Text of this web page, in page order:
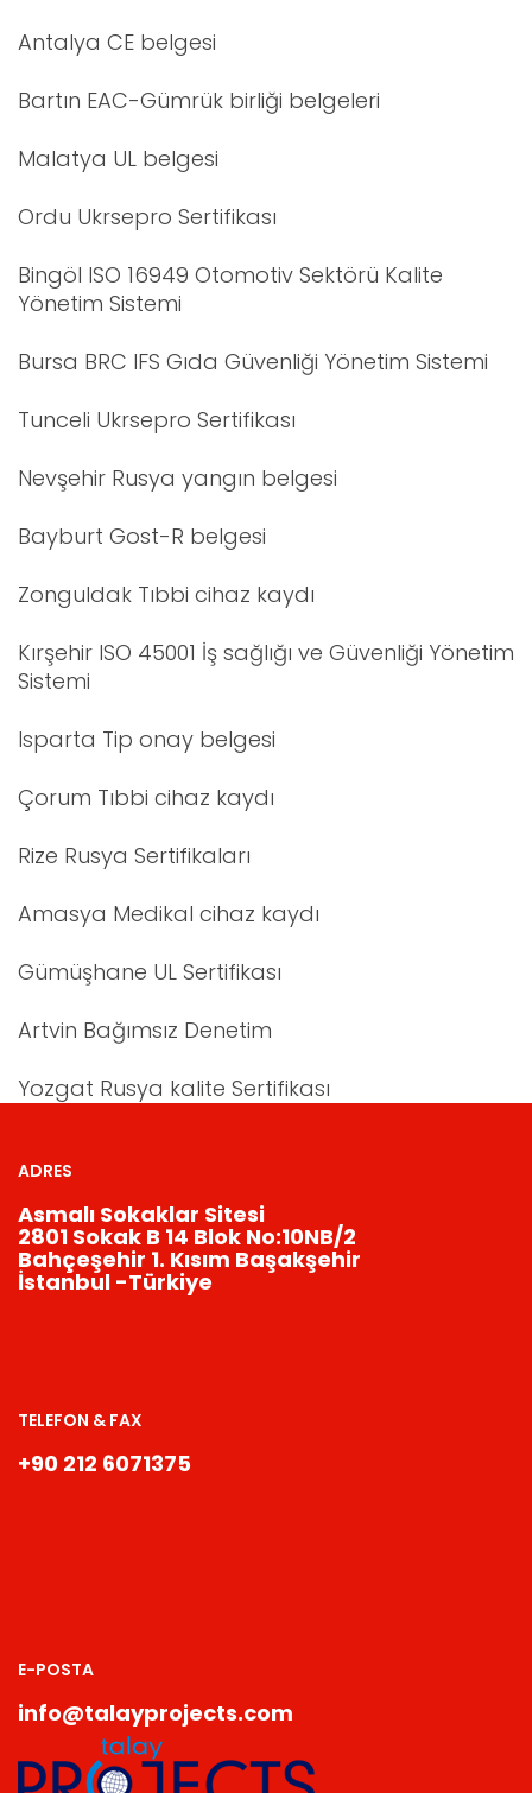
Antalya CE belgesi
Bartın EAC-Gümrük birliği belgeleri
Malatya UL belgesi
Ordu Ukrsepro Sertifikası
Bingöl ISO 16949 Otomotiv Sektörü Kalite
Yönetim Sistemi
Bursa BRC IFS Gıda Güvenliği Yönetim Sistemi
Tunceli Ukrsepro Sertifikası
Nevşehir Rusya yangın belgesi
Bayburt Gost-R belgesi
Zonguldak Tıbbi cihaz kaydı
Kırşehir ISO 45001 İş sağlığı ve Güvenliği Yönetim
Sistemi
Isparta Tip onay belgesi
Çorum Tıbbi cihaz kaydı
Rize Rusya Sertifikaları
Amasya Medikal cihaz kaydı
Gümüşhane UL Sertifikası
Artvin Bağımsız Denetim
Yozgat Rusya kalite Sertifikası
ADRES
Asmalı Sokaklar Sitesi
2801 Sokak B 14 Blok No:10NB/2
Bahçeşehir 1. Kısım Başakşehir
İstanbul -Türkiye
TELEFON & FAX
+90 212 6071375
E-POSTA
info@talayprojects.com